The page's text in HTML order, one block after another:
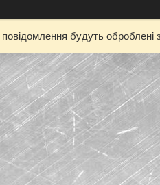
будуть оброблені